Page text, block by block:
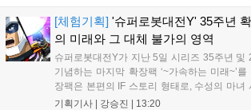
을 빼냈다....
[체험기획] '슈퍼로봇대전Y' 35주년
의 미래와 그 대체 불가의 영역
슈퍼로봇대전Y가 지난 5일 시리즈 35주년 및
기념하는 마지막 확장팩 ‘~가속하는 미래~’
장팩은 본편의 IF 스토리 형태로, 수성의 마녀
규 참전작과 크로스오버 합체기를 선보이며 작
기획기사 | 강승진 | 13:20